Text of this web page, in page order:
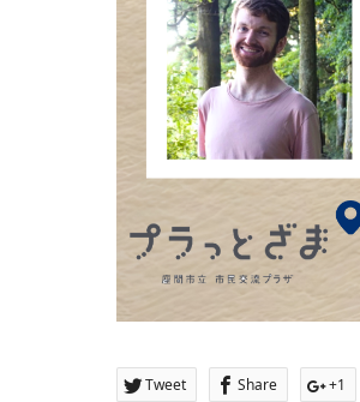
Tweet Share +1